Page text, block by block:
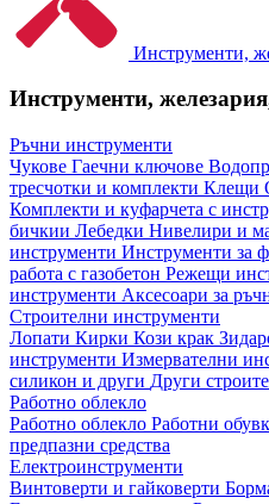
Инструменти,
Инструменти,
Ръчни инструменти
Чукове Гаечни ключове
тресчотки и комплекти Клещи
Комплекти и куфарчета с
бичкии Лебедки Нивелири и
инструменти Инструменти за
работа с газобетон Режещи
инструменти Аксесоари за
Строителни инструменти
Лопати Кирки Кози крак
инструменти Измервателни
силикон и други Други
Работно облекло
Работно облекло Работни
предпазни средства
Електроинструменти
Винтоверти и гайковерти